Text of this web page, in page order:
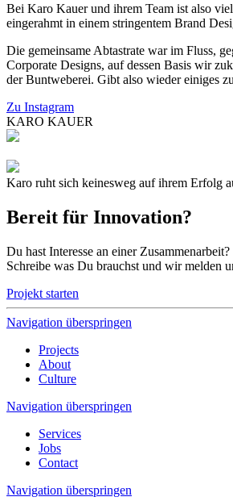
Bei Karo Kauer und ihrem Team ist also
eingerahmt in einem stringentem Brand
Die gemeinsame Abtastrate war im Fluss,
Corporate Designs, auf dessen Basis wir
der Buntweberei. Gibt also wieder einiges
Zu Instagram
KARO KAUER
Karo ruht sich keinesweg auf ihrem Erfolg
Bereit für Innovation?
Du hast Interesse an einer Zusammenarbeit?
Schreibe was Du brauchst und wir melden
Projekt starten
Navigation überspringen
Projects
About
Culture
Navigation überspringen
Services
Jobs
Contact
Navigation überspringen